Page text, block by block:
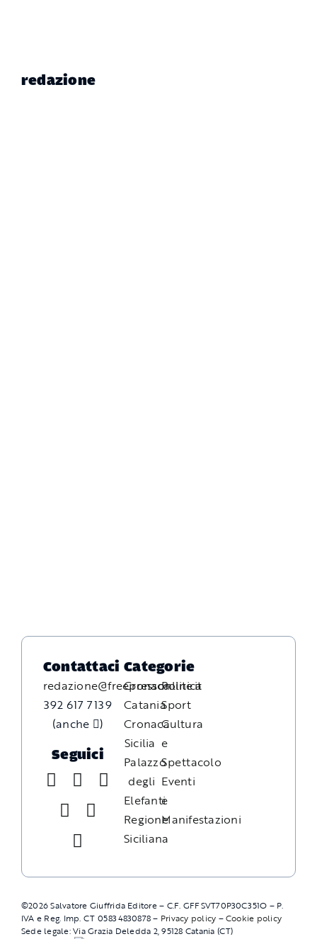
redazione
Contattaci
redazione@freepressonline.it
392 617 7139
(anche
)
Seguici
Categorie
Cronaca
Catania
Cronaca
Sicilia
Palazzo
degli
Elefanti
Regione
Siciliana
Politica
Sport
Cultura
e
Spettacolo
Eventi
e
Manifestazioni
©2026Salvatore Giuffrida Editore – C.F. GFFSVT70P30C351O – P.
IVA e Reg. Imp. CT 05834830878 – Privacy policy –Cookie policy
Sede legale: Via Grazia Deledda 2, 95128 Catania (CT)